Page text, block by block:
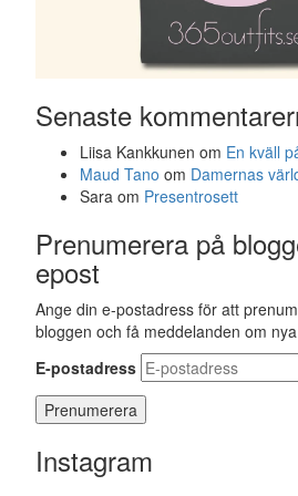
Senaste
Liisa Kankkunen om En kväll
Maud Tano om Damernas
Sara om Presentrosett
Prenumerera på
epost
Ange din e-postadress för att
bloggen och få meddelanden om
E-postadress
Instagram